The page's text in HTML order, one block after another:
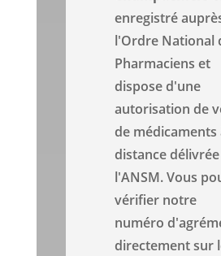
enregistré
l'Ordre National
Pharmaciens et
dispose d'une
autorisation de
de médicaments
distance
l'ANSM. Vous
vérifier notre
numéro
directement sur